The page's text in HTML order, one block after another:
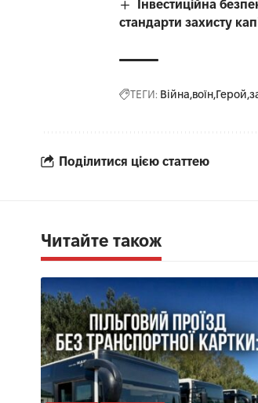
Інвестиційна
стандарти захисту
ТЕГИ: Війна воїн Герой
Поділитися цією статтею
Читайте також